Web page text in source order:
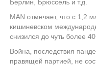
Берлин, Брюссель и т.д.
MAN отмечает, что с 1,2
кишиневском
снизился до чуть более
Война, последствия
правящей партией, не